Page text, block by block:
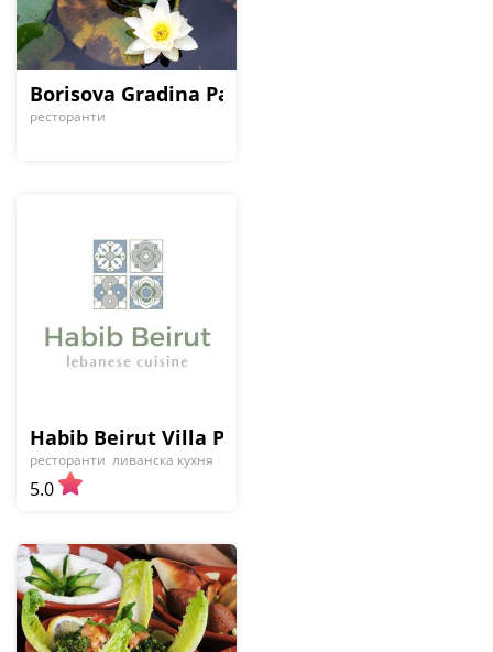
Borisova Gradina Park
ресторанти
Habib Beirut Villa Park
ресторанти ливанска кухня
5.0